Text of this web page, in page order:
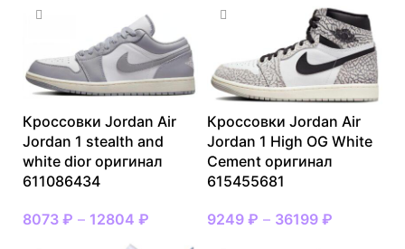
Кроссовки Jordan Air
Jordan 1 stealth and
white dior оригинал
611086434
8073 ₽ – 12804 ₽
Кроссовки Jordan Air
Jordan 1 High OG White
Cement оригинал
615455681
9249 ₽ – 36199 ₽